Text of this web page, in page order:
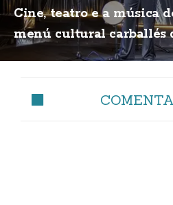
Cine, teatro e a música
menú cultural carballés